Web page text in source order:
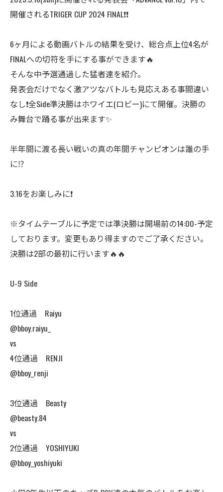
開催されるTRIGER CUP 2024 FINAL❗️❗️
6ヶ月による動画バトルの結果を受け、総合点上位4名が
FINALへの切符を手にする事ができます🔥
そんな中予選通過した猛者達を紹介。
発表会だけでなく激アツなバトルも見応えある事間違い
なし❗️全Side準決勝はホワイエ(ロビー)にて開催。決勝の
み舞台で踊る事が出来ます✨
半年間に渡る長い戦いの真の年間チャンピオンは誰の手
に⁉️
3.16をお楽しみに❗️
※タイムテーブルに予定では準決勝は開場前の14:00-予定
しております。変更もあり得ますのでご了承ください。
決勝は2部の最初に行います🔥🔥
U-9 Side
1位通過 Raiyu
@bboy.raiyu_
vs
4位通過 RENJI
@bboy_renji
3位通過 Beasty
@beasty.84
vs
2位通過 YOSHIYUKI
@bboy_yoshiyuki